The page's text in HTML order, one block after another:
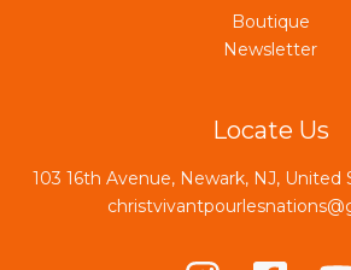
Boutique
Newsletter
Locate Us
103 16th Avenue, Newark, NJ, United